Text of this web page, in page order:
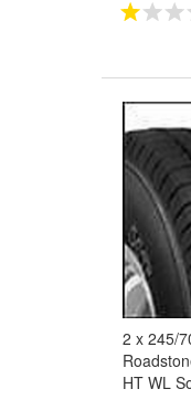
2 x 245/
HT WL